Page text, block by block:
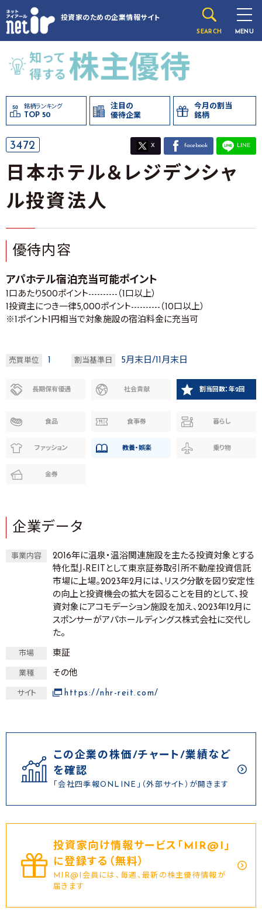
投資家のための企業情報サイト
SEARCH MENU
銘柄ランキング
TOP 50
注目の
優待企業
今月の割当
銘柄
3472 X facebook LINE
日本ホテル＆レジデンシャ
ル投資法人
優待内容
アパホテル宿泊充当可能ポイント
1口あたり500ポイント----------（1口以上）
1投資主につき一律5,000ポイント----------（10口以上）
※1ポイント1円相当で対象施設の宿泊料金に充当可
売買単位 1 割当基準日 5月末日/11月末日
長期保有優遇 社会貢献 割当回数：年2回
食品 食事券 暮らし
ファッション 教養・娯楽 乗り物
金券
企業データ
事業内容
2016年に温泉・温浴関連施設を主たる投資対象とする
特化型J-REITとして東京証券取引所不動産投資信託
市場に上場。2023年2月には、リスク分散を図り安定性
の向上と投資機会の拡大を図ることを目的として、投
資対象にアコモデーション施設を加え、2023年12月に
スポンサーがアパホールディングス株式会社に交代し
た。
市場 東証
業種 その他
サイト https://nhr-reit.com/
この企業の株価/チャート/業績など
を確認
「会社四季報ONLINE」（外部サイト）が開きます
投資家向け情報サービス｢MIR@I｣
に登録する（無料）
MIR@I会員には、毎週、最新の株主優待情報が
届きます